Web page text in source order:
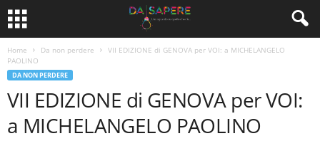
Home Da non perdere
VII EDIZIONE di GENOVA per VOI: a MICHELANGELO
PAOLINO
DA NON PERDERE
VII EDIZIONE di GENOVA per VOI:
a MICHELANGELO PAOLINO